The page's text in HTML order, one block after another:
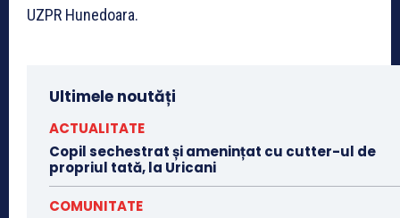
UZPR Hunedoara.
Ultimele noutăți
ACTUALITATE
Copil sechestrat și amenințat cu cutter-ul de
propriul tată, la Uricani
COMUNITATE